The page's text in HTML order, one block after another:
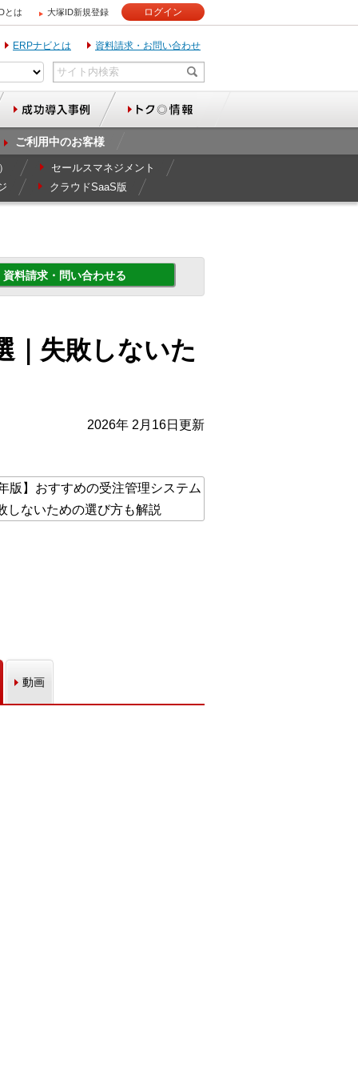
とは 大塚ID新規登録 ログイン
ERPナビとは 資料請求・お問い合わせ
ご利用中のお客様
セールスマネジメント
クラウドSaaS版
資料請求・問い合わせる
｜失敗しないた
2026年 2月16日更新
動画